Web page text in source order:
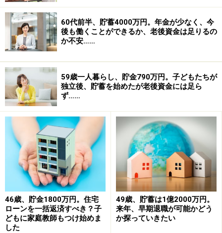
60代前半、貯蓄4000万円。年金が少なく、今
後も働くことができるか、老後資金は足りるの
か不安……
59歳一人暮らし、貯金790万円。子どもたちが
独立後、貯蓄を始めたが老後資金には足ら
ず……
46歳、貯金1800万円。住宅
ローンを一括返済すべき？子
どもに家庭教師もつけ始めま
した
49歳、貯蓄は1億2000万円。
来年、早期退職が可能かどう
か探っていきたい